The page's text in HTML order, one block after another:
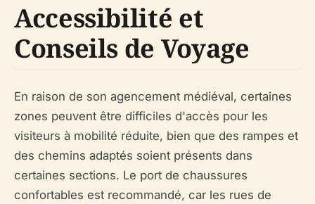
Accessibilité et
Conseils de Voyage
En raison de son agencement médiéval, certaines
zones peuvent être difficiles d'accès pour les
visiteurs à mobilité réduite, bien que des rampes et
des chemins adaptés soient présents dans
certaines sections. Le port de chaussures
confortables est recommandé, car les rues de